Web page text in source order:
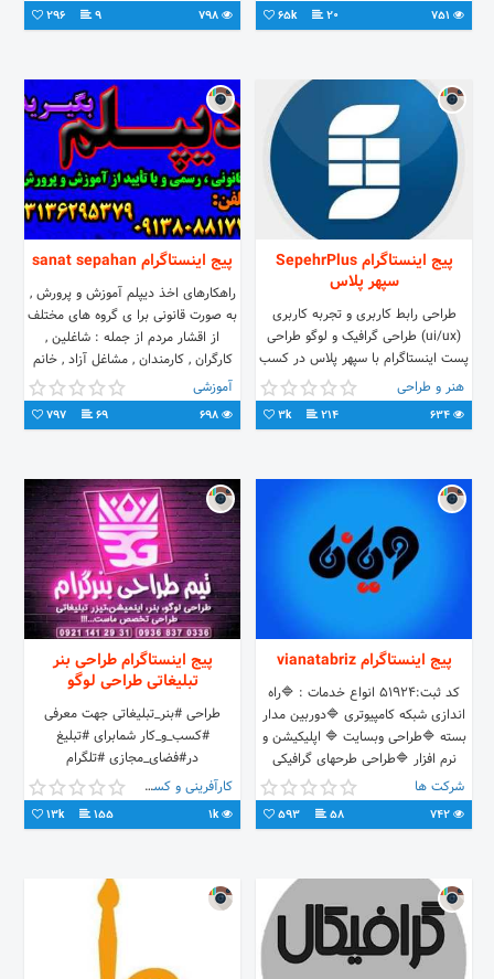
20
65k
9
296
پیج اینستاگرام SepehrPlus
سپهر پلاس
طراحی رابط کاربری و تجربه کاربری
(ui/ux) طراحی گرافیک و لوگو طراحی
پست اینستاگرام با سپهر پلاس در کسب
و کار خودت بهترین باش.هنر و طراحی
214
3k
پیج اینستاگرام sanat sepahan
راهکارهای اخذ دیپلم آموزش و پرورش ,
به صورت قانونی برا ی گروه های مختلف
از اقشار مردم از جمله : شاغلین ,
کارگران , کارمندان , مشاغل آزاد , خانم
های خانه دار و ... با توجه به بخش
نامه سازمان سنجش ، فراگیر با هر
دیپلمی از دیپلم های نظام جدید می
پیام نور ، دانشگاه آزاد ، دانشگاه دولتی
( آزمون سراسری ، رشته های نظری :
انسانی ، تجربی ، ریاضی فیزیک ) بدون
آزمون یا با آزمون ثبت نام کرده و ادامه
تحصیل دهند و نیازی به پیش
دانشگاهی ندارند توضیحات تکمیلی
افرادی که قصد تسریع در دریافت دیپلم
رسمی آموزش و پرورش را دارند می
بایست به طور همزمان در مراکز آموزش
از راه دور و یا مدارس بزرگسال ثبت نام
نموده و دروس عمومی باقیمانده را تا
پایان دوره مهارتی به اتمام برسانند .
دارندگان مدرک قبولی سال سوم نظام
قدیم یا دوم نظام جدید که دروس
عمومی را قبلا گذرانده اند نیازی به
گذراندن دروس عمومی ندارند . پس از
الزامیست .
آموزشی
69
797
پیج اینستاگرام vianatabriz
کد ثبت:51924 انواع خدمات : 🔷راه
اندازی شبکه کامپیوتری 🔷دوربین مدار
بسته 🔷طراحی وبسایت 🔷 اپلیکیشن و
نرم افزار 🔷طراحی طرحهای گرافیکی
شرکت ها
58
593
پیج اینستاگرام طراحی بنر
تبلیغاتی طراحی لوگو
طراحی‌ #بنر_تبلیغاتی جهت معرفی
#کسب_و_کار شمابرای #تبلیغ
در#فضای_مجازی #تلگرام
#اینستاگرام#سایت مشاوره و ثبت
سفارش ۰۹۳۶۸۳۷۰۳۳۶/۰۹۱۴۵۰۲۰۲۰۱
کارآفرینی و کسب و کار
1k
155
13k